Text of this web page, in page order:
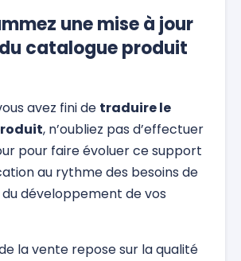
une mise à jour
catalogue produit
avez fini de traduire le
, n’oubliez pas d’effectuer
pour faire évoluer ce support
au rythme des besoins de
développement de vos
la vente repose sur la qualité